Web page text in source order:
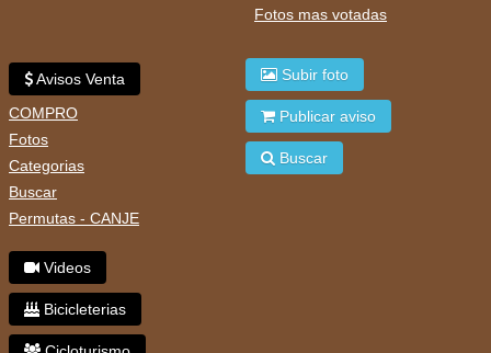
Fotos mas votadas
Avisos Venta
COMPRO
Fotos
Categorias
Buscar
Permutas - CANJE
Videos
Bicicleterias
Subir foto
Publicar aviso
Buscar